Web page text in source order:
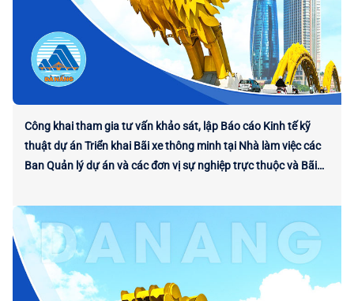
Công khai tham gia tư vấn khảo sát, lập Báo cáo Kinh tế kỹ
thuật dự án Triển khai Bãi xe thông minh tại Nhà làm việc các
Ban Quản lý dự án và các đơn vị sự nghiệp trực thuộc và Bãi